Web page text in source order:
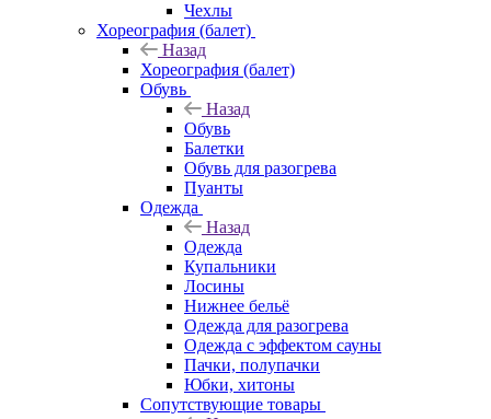
Чехлы
Хореография (балет)
Назад
Хореография (балет)
Обувь
Назад
Обувь
Балетки
Обувь для разогрева
Пуанты
Одежда
Назад
Одежда
Купальники
Лосины
Нижнее бельё
Одежда для разогрева
Одежда с эффектом сауны
Пачки, полупачки
Юбки, хитоны
Сопутствующие товары